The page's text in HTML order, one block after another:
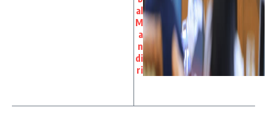
al
M
a
n
di
ri